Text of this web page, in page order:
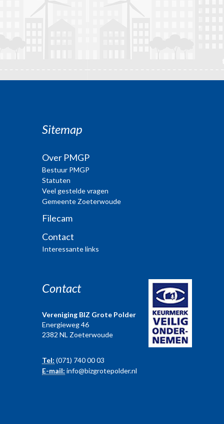
Sitemap
Over PMGP
Bestuur PMGP
Statuten
Veel gestelde vragen
Gemeente Zoeterwoude
Filecam
Contact
Interessante links
Contact
Vereniging BIZ Grote Polder
Energieweg 46
2382 NL Zoeterwoude
Tel: (071) 740 00 03
E-mail: info@bizgrotepolder.nl